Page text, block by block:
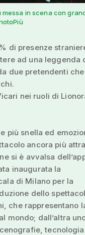
in scena con
di presenze
ad una leggenda
due pretendenti
nei ruoli di
più snella ed
ancora più
si è avvalsa
inaugurata la
di Milano per la
dello
che rappresentano
mondo; dall’altra